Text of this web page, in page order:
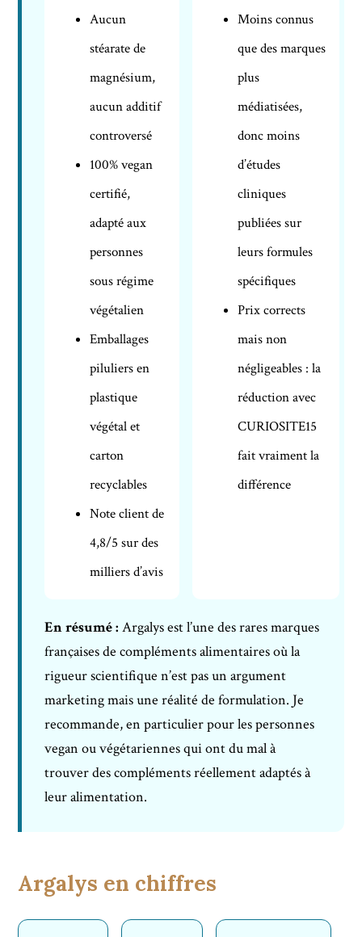
Aucun
stéarate de
magnésium,
aucun additif
controversé
100% vegan
certifié,
adapté aux
personnes
sous régime
végétalien
Emballages
piluliers en
plastique
végétal et
carton
recyclables
Note client de
4,8/5 sur des
milliers d’avis
Moins connus
que des marques
plus
médiatisées,
donc moins
d’études
cliniques
publiées sur
leurs formules
spécifiques
Prix corrects
mais non
négligeables : la
réduction avec
CURIOSITE15
fait vraiment la
différence
En résumé : Argalys est l’une des rares marques
françaises de compléments alimentaires où la
rigueur scientifique n’est pas un argument
marketing mais une réalité de formulation. Je
recommande, en particulier pour les personnes
vegan ou végétariennes qui ont du mal à
trouver des compléments réellement adaptés à
leur alimentation.
Argalys en chiffres